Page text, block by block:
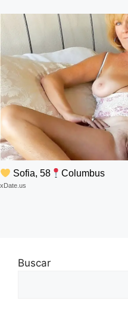
Sofia, 58 Columbus
xDate.us
Buscar